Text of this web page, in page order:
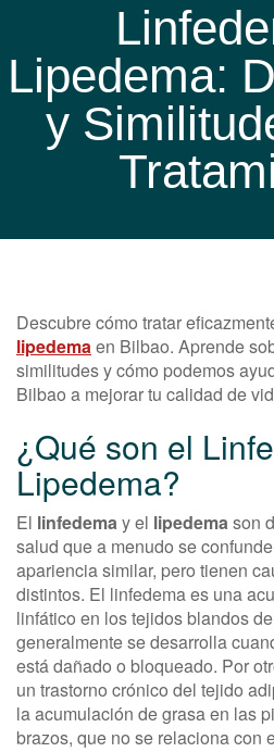
Lipedema:
y
Descubre cómo tratar
lipedemaen Bilbao. Aprende
similitudes y cómo podemos
Bilbao a mejorar tu calidad de
¿Qué son el
Lipedema?
El linfedemay el lipedemason
salud que a menudo se
apariencia similar, pero tienen
distintos. El linfedema es una
linfático en los tejidos blandos
generalmente se desarrolla
está dañado o bloqueado. Por
un trastorno crónico del tejido
la acumulación de grasa en las
brazos, que no se relaciona con